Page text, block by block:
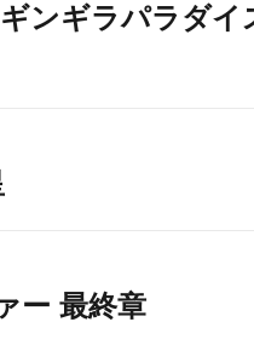
ンギラパラダイ
ー 最終章